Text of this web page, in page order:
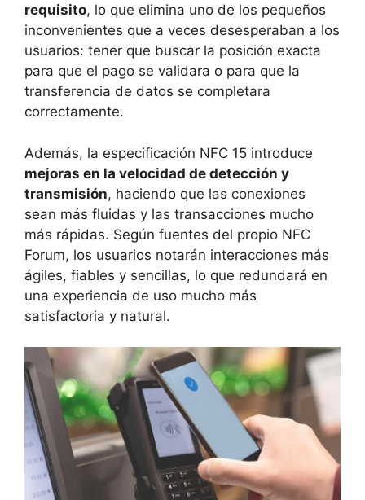
requisito, lo que elimina uno de los pequeños
inconvenientes que a veces desesperaban a los
usuarios: tener que buscar la posición exacta
para que el pago se validara o para que la
transferencia de datos se completara
correctamente.
Además, la especificación NFC 15 introduce
mejoras en la velocidad de detección y
transmisión, haciendo que las conexiones
sean más fluidas y las transacciones mucho
más rápidas. Según fuentes del propio NFC
Forum, los usuarios notarán interacciones más
ágiles, fiables y sencillas, lo que redundará en
una experiencia de uso mucho más
satisfactoria y natural.